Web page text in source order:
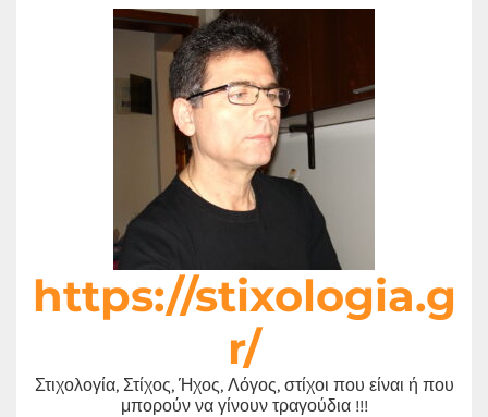
https://stixologia.g
r/
Στιχολογία, Στίχος, Ήχος, Λόγος, στίχοι που είναι ή που
μπορούν να γίνουν τραγούδια !!!